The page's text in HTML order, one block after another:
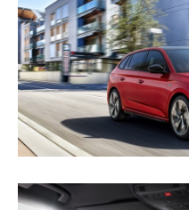
Realçamos que o
tecnologias similares
experiência de navegação
disponibilizados.
Consulte a política de